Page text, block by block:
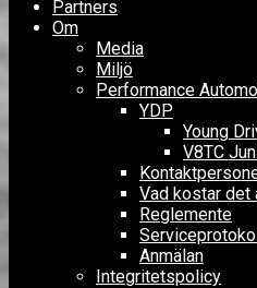
Partners
Om
Media
Miljö
Performance
YDP
Young
V8TC
Vad kostar det
Reglemente
Anmälan
Integritetspolicy